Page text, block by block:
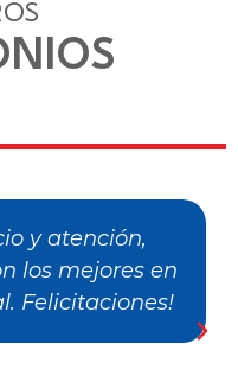
y atención,
mejores en
Felicitaciones!